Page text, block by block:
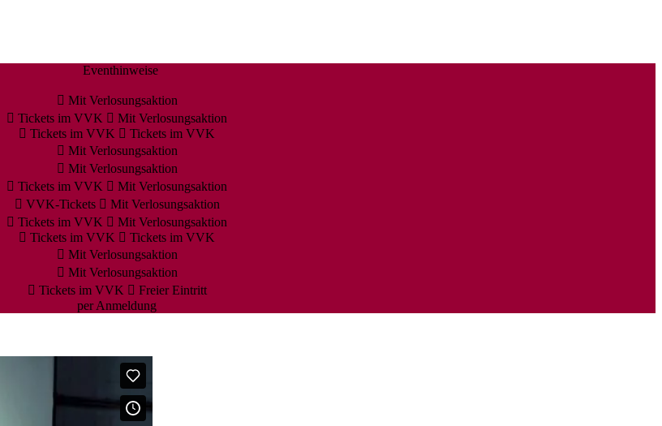
Eventhinweise
Mit Verlosungsaktion
Tickets im VVK
Mit Verlosungsaktion
Tickets im VVK
Tickets im VVK
Mit Verlosungsaktion
Mit Verlosungsaktion
Tickets im VVK
Mit Verlosungsaktion
VVK-Tickets
Mit Verlosungsaktion
Tickets im VVK
Mit Verlosungsaktion
Tickets im VVK
Tickets im VVK
Mit Verlosungsaktion
Mit Verlosungsaktion
Tickets im VVK
Freier Eintritt
per Anmeldung